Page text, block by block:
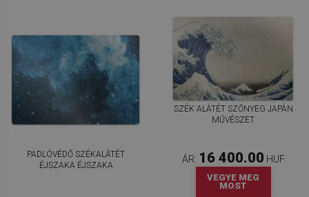
PADLÓVÉDŐ SZÉKALÁTÉT
ÉJSZAKA ÉJSZAKA
SZÉK ALÁTÉT SZŐNYEG JAPÁN
MŰVÉSZET
ÁR: 16 400.00 HUF
VEGYE MEG
MOST